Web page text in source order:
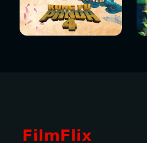
Sledovat
nyní
Sledovat nyní